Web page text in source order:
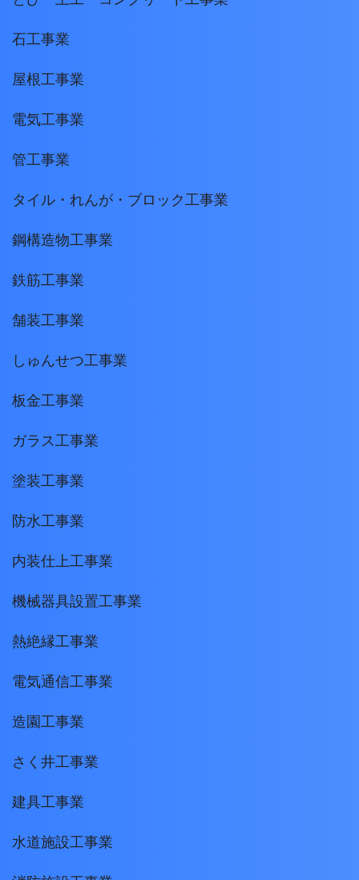
石工事業
屋根工事業
電気工事業
管工事業
タイル・れんが・ブロック工事業
鋼構造物工事業
鉄筋工事業
舗装工事業
しゅんせつ工事業
板金工事業
ガラス工事業
塗装工事業
防水工事業
内装仕上工事業
機械器具設置工事業
熱絶縁工事業
電気通信工事業
造園工事業
さく井工事業
建具工事業
水道施設工事業